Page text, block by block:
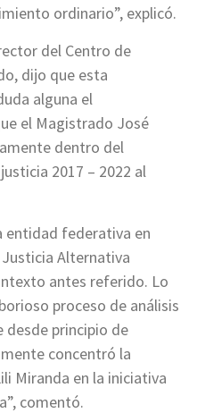
ordinario”, explicó.
del Centro de
dijo que esta
alguna el
el Magistrado José
dentro del
2017 – 2022 al
entidad federativa en
Alternativa
antes referido. Lo
proceso de análisis
desde principio de
concentró la
Miranda en la iniciativa
comentó.